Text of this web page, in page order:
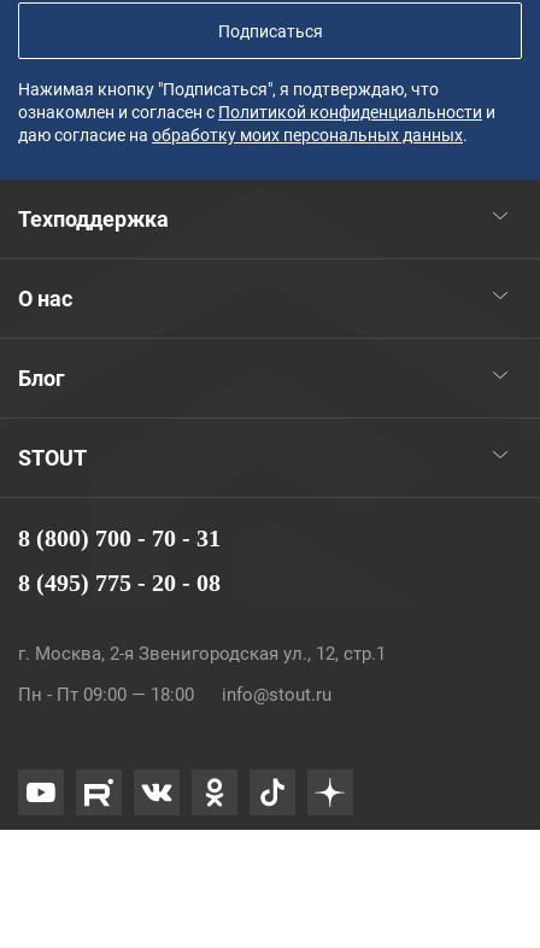
Подписаться
Нажимая кнопку "Подписаться", я подтверждаю, что
ознакомлен и согласен с Политикой конфиденциальности и
даю согласие на обработку моих персональных данных.
8 (800) 700 - 70 - 31
8 (495) 775 - 20 - 08
г. Москва, 2-я Звенигородская ул., 12, стр.1
Пн - Пт 09:00 — 18:00
info@stout.ru
STOUT
Блог
О нас
Техподдержка